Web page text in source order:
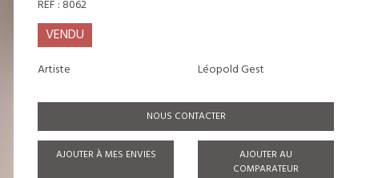
REF : 8062
VENDU
Artiste Léopold Gest
NOUS CONTACTER
AJOUTER À MES ENVIES
AJOUTER AU
COMPARATEUR